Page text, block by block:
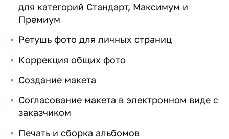
для категорий Стандарт, Максимум и
Премиум
Ретушь фото для личных страниц
Коррекция общих фото
Создание макета
Согласование макета в электронном виде с
заказчиком
Печать и сборка альбомов